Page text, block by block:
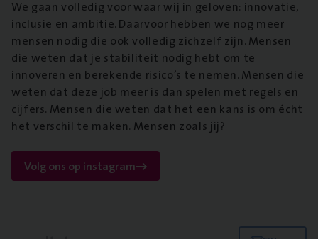
We gaan volledig voor waar wij in geloven: innovatie,
inclusie en ambitie. Daarvoor hebben we nog meer
mensen nodig die ook volledig zichzelf zijn. Mensen
die weten dat je stabiliteit nodig hebt om te
innoveren en berekende risico’s te nemen. Mensen die
weten dat deze job meer is dan spelen met regels en
cijfers. Mensen die weten dat het een kans is om écht
het verschil te maken. Mensen zoals jij?
Volg ons op instagram